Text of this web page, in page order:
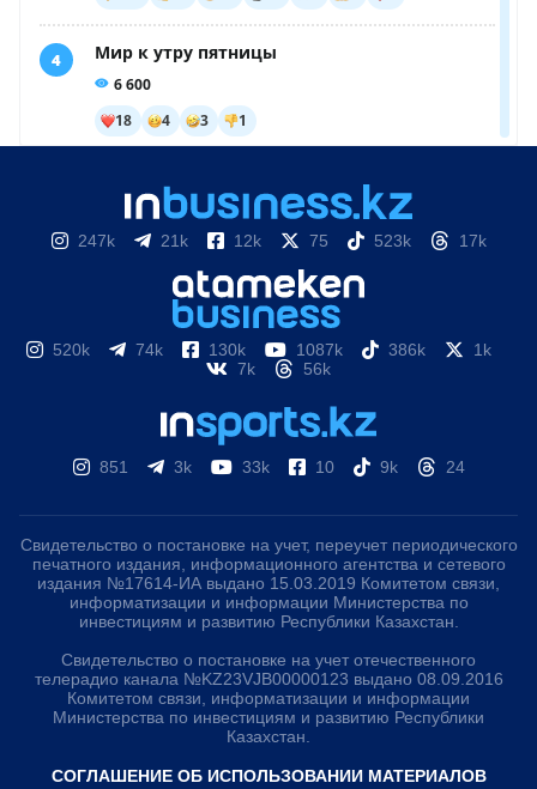
247k 21k 12k 75 523k 17k
520k 74k 130k 1087k 386k
1k
7k
56k
851 3k 33k 10 9k 24
Свидетельство о постановке на учет, переучет периодического
печатного издания, информационного агентства и сетевого
издания №17614-ИА выдано 15.03.2019 Комитетом связи,
информатизации и информации Министерства по
инвестициям и развитию Республики Казахстан.
Свидетельство о постановке на учет отечественного
телерадио канала №KZ23VJB00000123 выдано 08.09.2016
Комитетом связи, информатизации и информации
Министерства по инвестициям и развитию Республики
Казахстан.
СОГЛАШЕНИЕ ОБ ИСПОЛЬЗОВАНИИ МАТЕРИАЛОВ